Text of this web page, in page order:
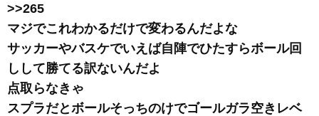
>>265
マジでこれわかるだけで変わるんだよな
サッカーやバスケでいえば自陣でひたすらボール回
しして勝てる訳ないんだよ
点取らなきゃ
スプラだとボールそっちのけでゴールガラ空きレベ